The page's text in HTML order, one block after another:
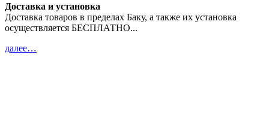
Доставка и установка
Доставка товаров в пределах Баку, а также их установка
осуществляется БЕСПЛАТНО...
далeе…